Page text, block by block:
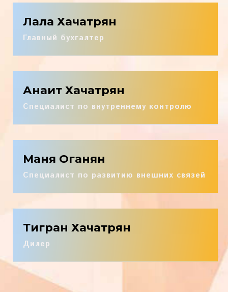
Лала Хачатрян
Главный бухгалтер
Анаит Хачатрян
Специалист по внутреннему контролю
Маня Оганян
Специалист по развитию внешних связей
Тигран Хачатрян
Дилер